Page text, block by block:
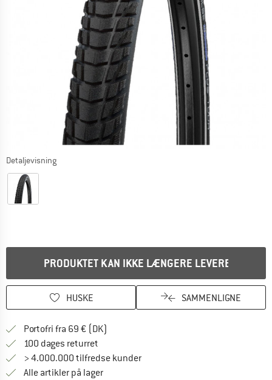
Detaljevisning
PRODUKTET KAN IKKE LÆNGERE LEVERES
HUSKE SAMMENLIGNE
Portofri fra 69 € (DK)
100 dages returret
> 4.000.000 tilfredse kunder
Alle artikler på lager